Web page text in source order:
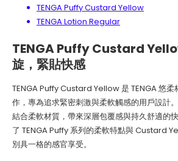
TENGA Puffy Custard Yellow
TENGA Lotion Regular
TENGA Puffy Custard
旋，緊貼快感
TENGA Puffy Custard Yellow 是 TENGA 悠柔
作，專為追求緊密刺激與柔軟觸感的用戶設計
結合柔軟材質，帶來深層包覆感與持久舒適的
了 TENGA Puffy 系列的柔軟特點與 Custard
別具一格的感官享受。